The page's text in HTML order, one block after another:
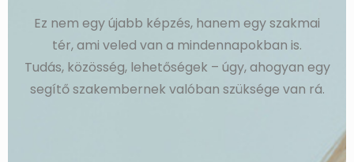
Ez nem egy újabb képzés, hanem egy szakmai
tér, ami veled van a mindennapokban is.
Tudás, közösség, lehetőségek – úgy, ahogyan egy
segítő szakembernek valóban szüksége van rá.